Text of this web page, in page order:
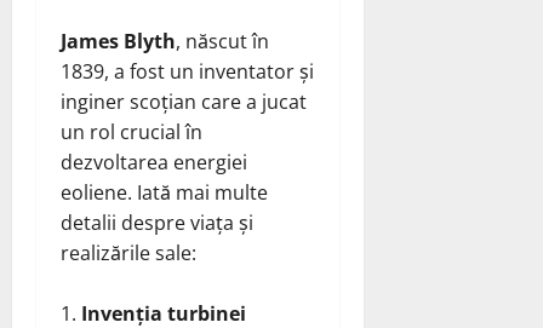
James Blyth, născut în
1839, a fost un inventator și
inginer scoțian care a jucat
un rol crucial în
dezvoltarea energiei
eoliene. Iată mai multe
detalii despre viața și
realizările sale:
Invenția turbinei